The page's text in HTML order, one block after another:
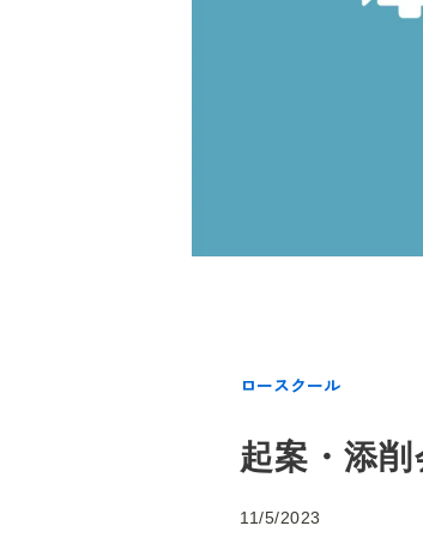
ロースクール
起案・添
11/5/2023